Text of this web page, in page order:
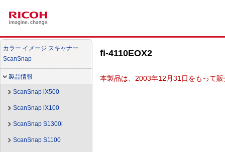
カラー イメージ スキャナー
ScanSnap
製品情報
ScanSnap iX500
ScanSnap iX100
ScanSnap S1300i
ScanSnap S1100
fi-4110EOX2
本製品は、2003年12月31日をもって